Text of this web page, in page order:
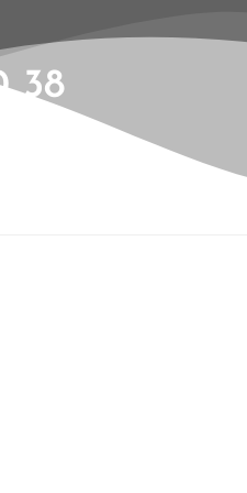
38